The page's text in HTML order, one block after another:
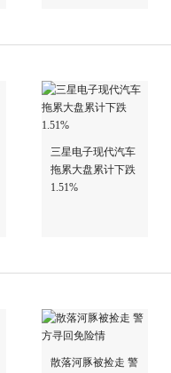
三星电子现代汽车
拖累大盘累计下跌
1.51%
散落河豚被捡走 警